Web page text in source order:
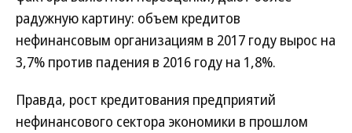
радужную картину: объем кредитов
нефинансовым организациям в 2017 году вырос на
3,7% против падения в 2016 году на 1,8%.
Правда, рост кредитования предприятий
нефинансового сектора экономики в прошлом